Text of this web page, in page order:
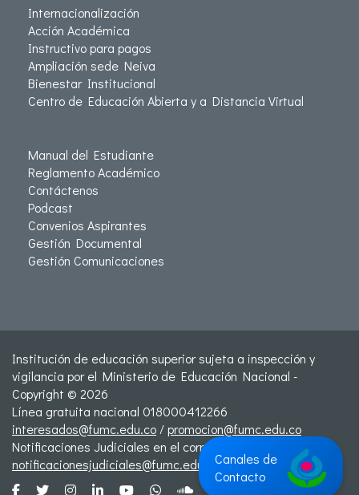
Internacionalización
Acción Académica
Instructivo para pagos
Ampliación sede Neiva
Bienestar Institucional
Centro de Educación Abierta y a Distancia Virtual
Manual del Estudiante
Reglamento Académico
Contáctenos
Podcast
Convenios Aspirantes
Gestión Documental
Gestión Comunicaciones
Institución de educación superior sujeta a inspección y
vigilancia por el Ministerio de Educación Nacional -
Copyright © 2026
Línea gratuita nacional 018000412266
interesados@fumc.edu.co /promocion@fumc.edu.co
Notificaciones Judiciales en el correo:
notificacionesjudiciales@fumc.edu.coCanales de
Contacto